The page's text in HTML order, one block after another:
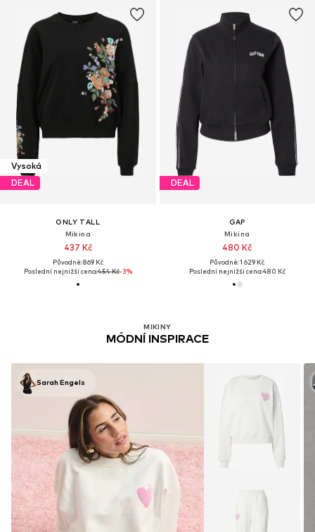
Vysoká
DEAL
ONLY TALL
Mikina
437 Kč
Původně: 869 Kč
Poslední nejnižší cena:454 Kč-3%
DEAL
GAP
Mikina
480 Kč
Původně: 1 629 Kč
Poslední nejnižší cena:480 Kč
MIKINY
MÓDNÍ INSPIRACE
Sarah Engels